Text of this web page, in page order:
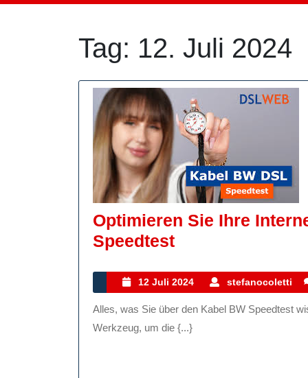
Tag: 12. Juli 2024
Optimieren Sie Ihre
SpeedtestOptimieren
Ihre
Mit
12 Juli 2024
12
Juli
2024
stefanocoletti
Alles, was Sie über den Kabel BW Speedtest wissen müssen Der Kabel BW Speedtest ist ein nützliches
Werkzeug, um die {...}